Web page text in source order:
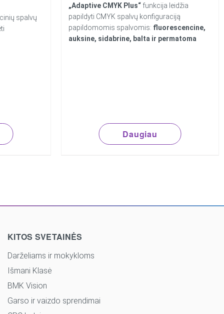
spalvų
„Adaptive CMYK Plus“ funkcija leidžia
papildyti CMYK spalvų konfiguraciją
papildomomis spalvomis: fluorescencine,
auksine, sidabrine, balta ir permatoma
Daugiau
KITOS SVETAINĖS
Darželiams ir mokykloms
Išmani Klasė
BMK Vision
Garso ir vaizdo sprendimai